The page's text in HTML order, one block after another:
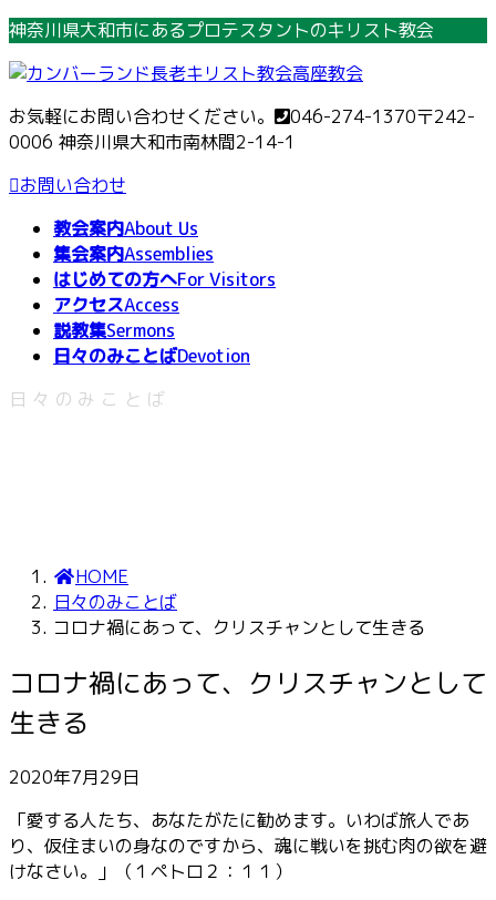
コ
テ
ン
ツ
へ
ス
ナ
ゲ
ー
シ
ョ
ン
神奈川県大和市にあるプロテスタントのキリスト教会
お気軽にお問い合わせください。 046-274-1370〒242-
0006 神奈川県大和市南林間2-14-1
お問い合わせ
教会案内About Us
集会案内Assemblies
はじめての方へFor Visitors
アクセスAccess
説教集Sermons
日々のみことばDevotion
日々のみことば
HOME
日々のみことば
コロナ禍にあって、クリスチャンとして生きる
コロナ禍にあって、クリスチャンとして
生きる
2020年7月29日
「愛する人たち、あなたがたに勧めます。いわば旅人であ
り、仮住まいの身なのですから、魂に戦いを挑む肉の欲を避
けなさい。」（１ペトロ２：１１）